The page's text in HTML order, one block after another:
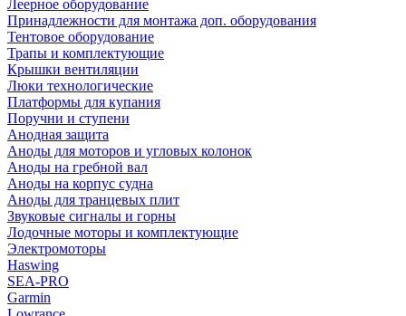
Леерное оборудование
Принадлежности для монтажа доп. оборудования
Тентовое оборудование
Трапы и комплектующие
Крышки вентиляции
Люки технологические
Платформы для купания
Поручни и ступени
Анодная защита
Аноды для моторов и угловых колонок
Аноды на гребной вал
Аноды на корпус судна
Аноды для транцевых плит
Звуковые сигналы и горны
Лодочные моторы и комплектующие
Электромоторы
Haswing
SEA-PRO
Garmin